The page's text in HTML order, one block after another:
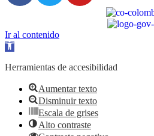
Ir al contenido
Abrir
de
Herramientas de accesibilidad
Aumentar texto
Disminuir texto
Escala de grises
Alto contraste